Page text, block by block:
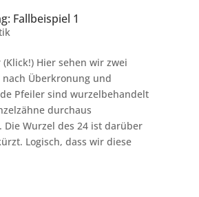
Fallbeispiel 1
Hier sehen wir zwei
Überkronung und
Pfeiler sind wurzelbehandelt
durchaus
Wurzel des 24 ist darüber
Logisch, dass wir diese